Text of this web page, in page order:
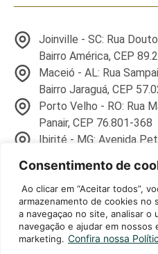
Consentimento de
Ao clicar em “Aceitar todos”,
armazenamento de cookies no
a navegaçao no site, analisar o
navegação e ajudar em nossos
marketing. Confira nossa
Joinville - SC: Rua
Bairro América, CEP
Maceió - AL: Rua
Bairro Jaraguá, CEP
Porto Velho - RO: Rua
Panair, CEP 76.801-368
Ibirité - MG: Avenida
©2026 Dolomiti Trade – Todos
Avenida Petrobrás, 450, sala
32.417-000 CEP: 32.417-000
Política de